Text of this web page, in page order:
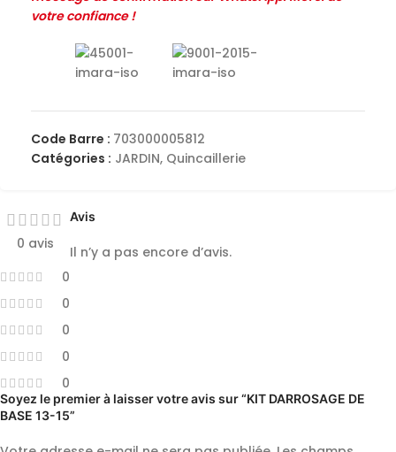
votre confiance !
Code Barre : 703000005812
Catégories : JARDIN, Quincaillerie
0 avis
0
0
0
0
0
Avis
Il n’y a pas encore d’avis.
Soyez le premier à laisser votre avis sur “KIT DARROSAGE DE
BASE 13-15”